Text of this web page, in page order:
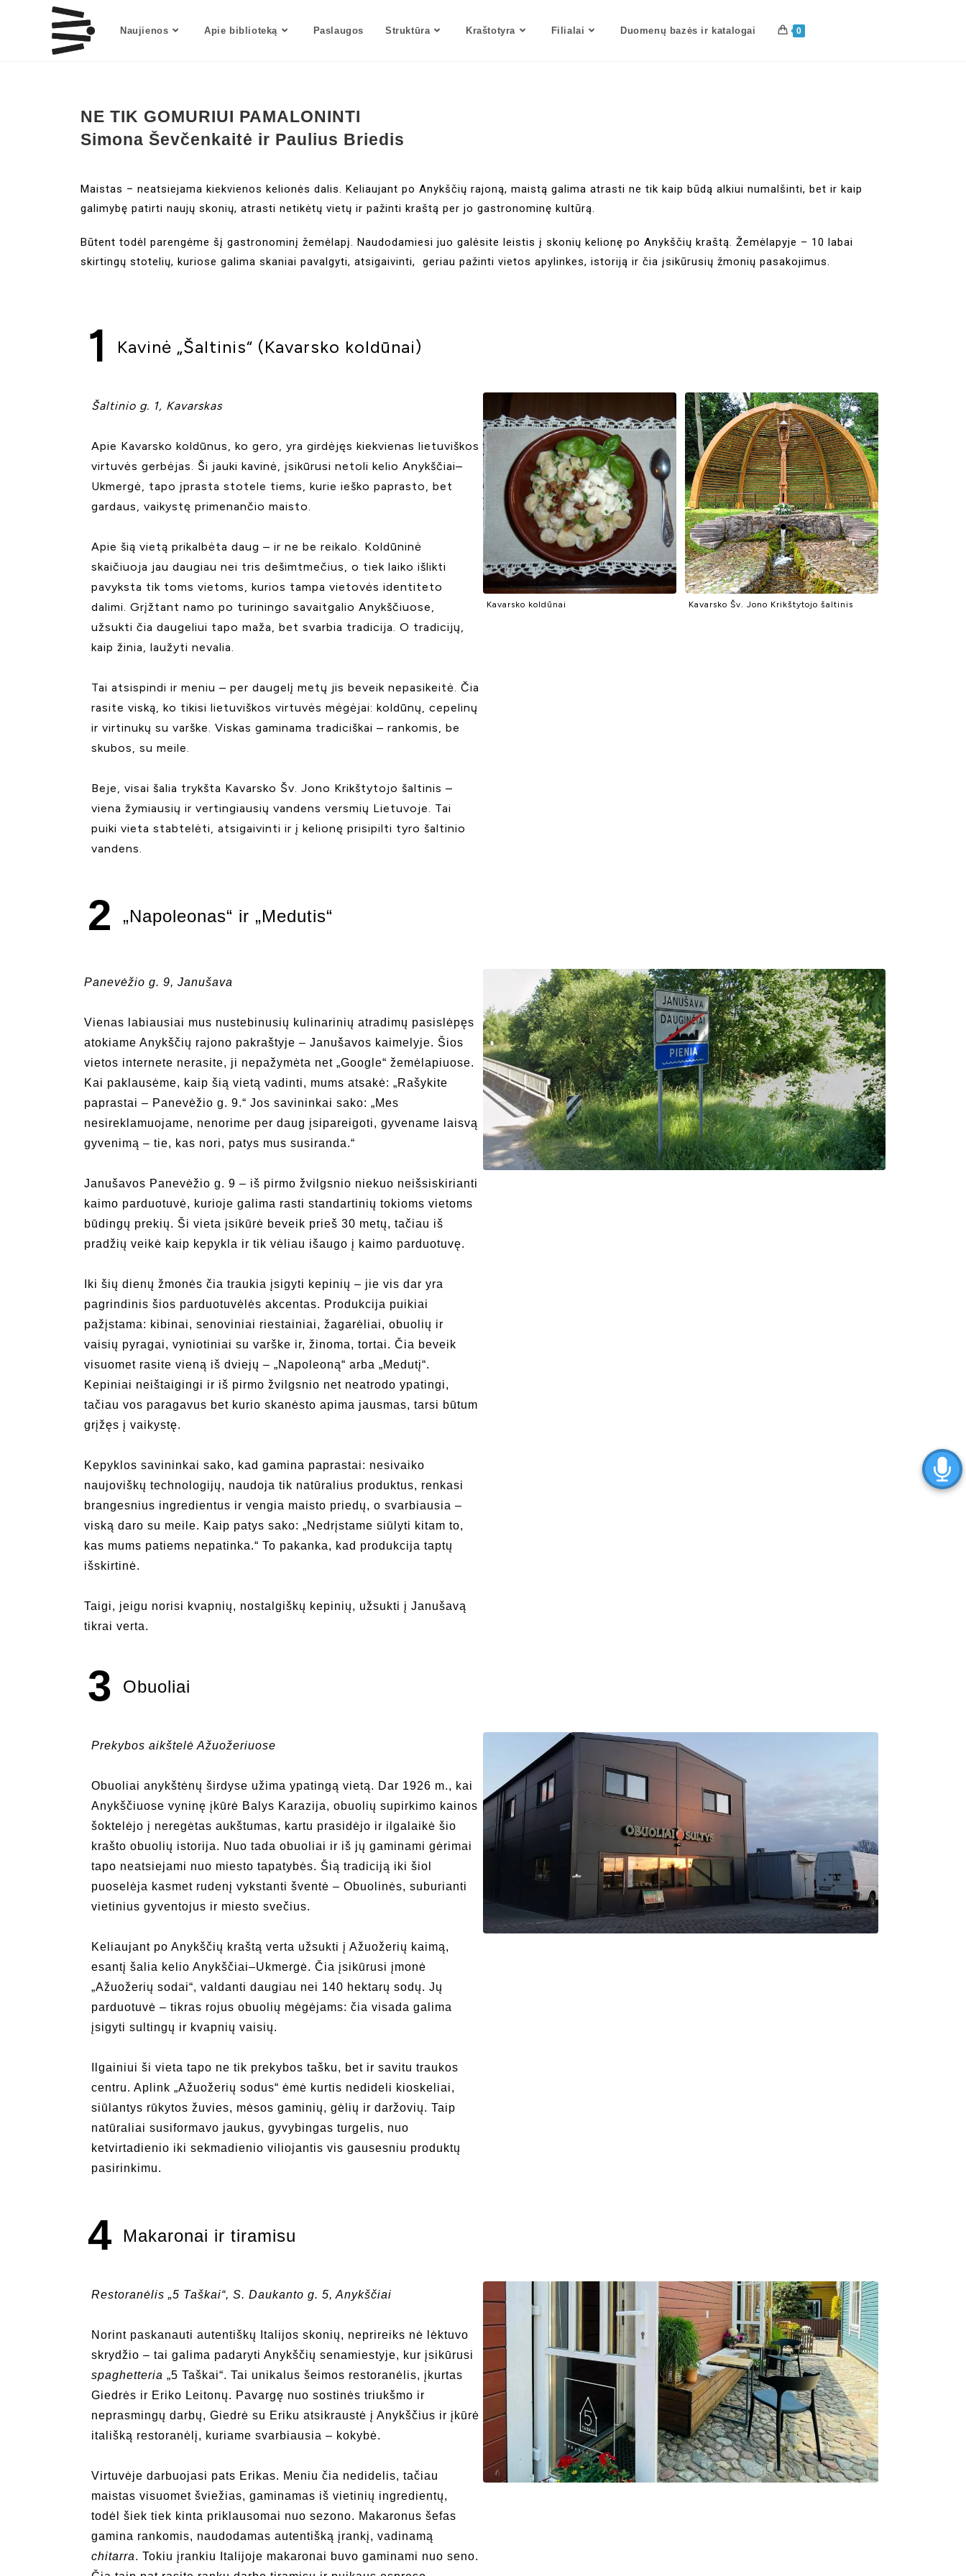
Naujienos Apie biblioteką Paslaugos Struktūra Kraštotyra Filialai Duomenų bazės ir katalogai 0
NE TIK GOMURIUI PAMALONINTI
Simona Ševčenkaitė ir Paulius Briedis
Maistas – neatsiejama kiekvienos kelionės dalis. Keliaujant po Anykščių rajoną, maistą galima atrasti ne tik kaip būdą alkiui numalšinti, bet ir kaip
galimybę patirti naujų skonių, atrasti netikėtų vietų ir pažinti kraštą per jo gastronominę kultūrą.
Būtent todėl parengėme šį gastronominį žemėlapį. Naudodamiesi juo galėsite leistis į skonių kelionę po Anykščių kraštą. Žemėlapyje – 10 labai
skirtingų stotelių, kuriose galima skaniai pavalgyti, atsigaivinti, geriau pažinti vietos apylinkes, istoriją ir čia įsikūrusių žmonių pasakojimus.
1 Kavinė „Šaltinis“ (Kavarsko koldūnai)
Šaltinio g. 1, Kavarskas
Apie Kavarsko koldūnus, ko gero, yra girdėjęs kiekvienas lietuviškos
virtuvės gerbėjas. Ši jauki kavinė, įsikūrusi netoli kelio Anykščiai–
Ukmergė, tapo įprasta stotele tiems, kurie ieško paprasto, bet
gardaus, vaikystę primenančio maisto.
Apie šią vietą prikalbėta daug – ir ne be reikalo. Koldūninė
skaičiuoja jau daugiau nei tris dešimtmečius, o tiek laiko išlikti
pavyksta tik toms vietoms, kurios tampa vietovės identiteto
dalimi. Grįžtant namo po turiningo savaitgalio Anykščiuose,
užsukti čia daugeliui tapo maža, bet svarbia tradicija. O tradicijų,
kaip žinia, laužyti nevalia.
Tai atsispindi ir meniu – per daugelį metų jis beveik nepasikeitė. Čia
rasite viską, ko tikisi lietuviškos virtuvės mėgėjai: koldūnų, cepelinų
ir virtinukų su varške. Viskas gaminama tradiciškai – rankomis, be
skubos, su meile.
Beje, visai šalia trykšta Kavarsko Šv. Jono Krikštytojo šaltinis –
viena žymiausių ir vertingiausių vandens versmių Lietuvoje. Tai
puiki vieta stabtelėti, atsigaivinti ir į kelionę prisipilti tyro šaltinio
vandens.
Kavarsko koldūnai Kavarsko Šv. Jono Krikštytojo šaltinis
2 „Napoleonas“ ir „Medutis“
Panevėžio g. 9, Janušava
Vienas labiausiai mus nustebinusių kulinarinių atradimų pasislėpęs
atokiame Anykščių rajono pakraštyje – Janušavos kaimelyje. Šios
vietos internete nerasite, ji nepažymėta net „Google“ žemėlapiuose.
Kai paklausėme, kaip šią vietą vadinti, mums atsakė: „Rašykite
paprastai – Panevėžio g. 9.“ Jos savininkai sako: „Mes
nesireklamuojame, nenorime per daug įsipareigoti, gyvename laisvą
gyvenimą – tie, kas nori, patys mus susiranda.“
Janušavos Panevėžio g. 9 – iš pirmo žvilgsnio niekuo neišsiskirianti
kaimo parduotuvė, kurioje galima rasti standartinių tokioms vietoms
būdingų prekių. Ši vieta įsikūrė beveik prieš 30 metų, tačiau iš
pradžių veikė kaip kepykla ir tik vėliau išaugo į kaimo parduotuvę.
Iki šių dienų žmonės čia traukia įsigyti kepinių – jie vis dar yra
pagrindinis šios parduotuvėlės akcentas. Produkcija puikiai
pažįstama: kibinai, senoviniai riestainiai, žagarėliai, obuolių ir
vaisių pyragai, vyniotiniai su varške ir, žinoma, tortai. Čia beveik
visuomet rasite vieną iš dviejų – „Napoleoną“ arba „Medutį“.
Kepiniai neištaigingi ir iš pirmo žvilgsnio net neatrodo ypatingi,
tačiau vos paragavus bet kurio skanėsto apima jausmas, tarsi būtum
grįžęs į vaikystę.
Kepyklos savininkai sako, kad gamina paprastai: nesivaiko
naujoviškų technologijų, naudoja tik natūralius produktus, renkasi
brangesnius ingredientus ir vengia maisto priedų, o svarbiausia –
viską daro su meile. Kaip patys sako: „Nedrįstame siūlyti kitam to,
kas mums patiems nepatinka.“ To pakanka, kad produkcija taptų
išskirtinė.
Taigi, jeigu norisi kvapnių, nostalgiškų kepinių, užsukti į Janušavą
tikrai verta.
3 Obuoliai
Prekybos aikštelė Ažuožeriuose
Obuoliai anykštėnų širdyse užima ypatingą vietą. Dar 1926 m., kai
Anykščiuose vyninę įkūrė Balys Karazija, obuolių supirkimo kainos
šoktelėjo į neregėtas aukštumas, kartu prasidėjo ir ilgalaikė šio
krašto obuolių istorija. Nuo tada obuoliai ir iš jų gaminami gėrimai
tapo neatsiejami nuo miesto tapatybės. Šią tradiciją iki šiol
puoselėja kasmet rudenį vykstanti šventė – Obuolinės, suburianti
vietinius gyventojus ir miesto svečius.
Keliaujant po Anykščių kraštą verta užsukti į Ažuožerių kaimą,
esantį šalia kelio Anykščiai–Ukmergė. Čia įsikūrusi įmonė
„Ažuožerių sodai“, valdanti daugiau nei 140 hektarų sodų. Jų
parduotuvė – tikras rojus obuolių mėgėjams: čia visada galima
įsigyti sultingų ir kvapnių vaisių.
Ilgainiui ši vieta tapo ne tik prekybos tašku, bet ir savitu traukos
centru. Aplink „Ažuožerių sodus“ ėmė kurtis nedideli kioskeliai,
siūlantys rūkytos žuvies, mėsos gaminių, gėlių ir daržovių. Taip
natūraliai susiformavo jaukus, gyvybingas turgelis, nuo
ketvirtadienio iki sekmadienio viliojantis vis gausesniu produktų
pasirinkimu.
4 Makaronai ir tiramisu
Restoranėlis „5 Taškai“, S. Daukanto g. 5, Anykščiai
Norint paskanauti autentiškų Italijos skonių, neprireiks nė lėktuvo
skrydžio – tai galima padaryti Anykščių senamiestyje, kur įsikūrusi
spaghetteria „5 Taškai“. Tai unikalus šeimos restoranėlis, įkurtas
Giedrės ir Eriko Leitonų. Pavargę nuo sostinės triukšmo ir
neprasmingų darbų, Giedrė su Eriku atsikraustė į Anykščius ir įkūrė
itališką restoranėlį, kuriame svarbiausia – kokybė.
Virtuvėje darbuojasi pats Erikas. Meniu čia nedidelis, tačiau
maistas visuomet šviežias, gaminamas iš vietinių ingredientų,
todėl šiek tiek kinta priklausomai nuo sezono. Makaronus šefas
gamina rankomis, naudodamas autentišką įrankį, vadinamą
chitarra. Tokiu įrankiu Italijoje makaronai buvo gaminami nuo seno.